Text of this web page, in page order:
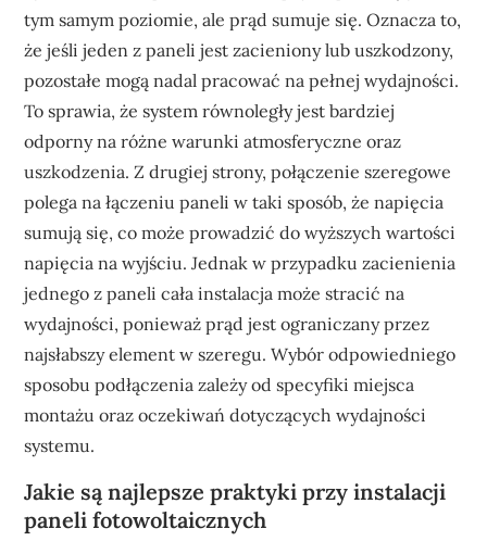
tym samym poziomie, ale prąd sumuje się. Oznacza to,
że jeśli jeden z paneli jest zacieniony lub uszkodzony,
pozostałe mogą nadal pracować na pełnej wydajności.
To sprawia, że system równoległy jest bardziej
odporny na różne warunki atmosferyczne oraz
uszkodzenia. Z drugiej strony, połączenie szeregowe
polega na łączeniu paneli w taki sposób, że napięcia
sumują się, co może prowadzić do wyższych wartości
napięcia na wyjściu. Jednak w przypadku zacienienia
jednego z paneli cała instalacja może stracić na
wydajności, ponieważ prąd jest ograniczany przez
najsłabszy element w szeregu. Wybór odpowiedniego
sposobu podłączenia zależy od specyfiki miejsca
montażu oraz oczekiwań dotyczących wydajności
systemu.
Jakie są najlepsze praktyki przy instalacji
paneli fotowoltaicznych